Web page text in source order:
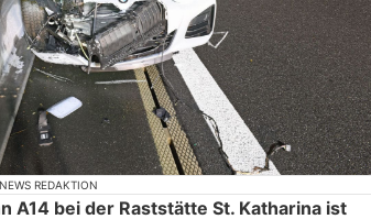
REDAKTION
A14 bei der Raststätte St. Katharina ist